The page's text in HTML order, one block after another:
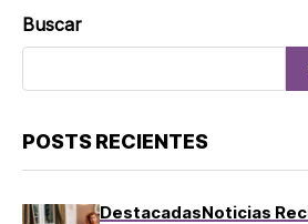
Buscar
POSTS RECIENTES
DestacadasNoticias